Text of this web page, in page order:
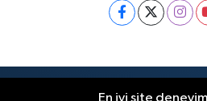
RSS
En iyi site